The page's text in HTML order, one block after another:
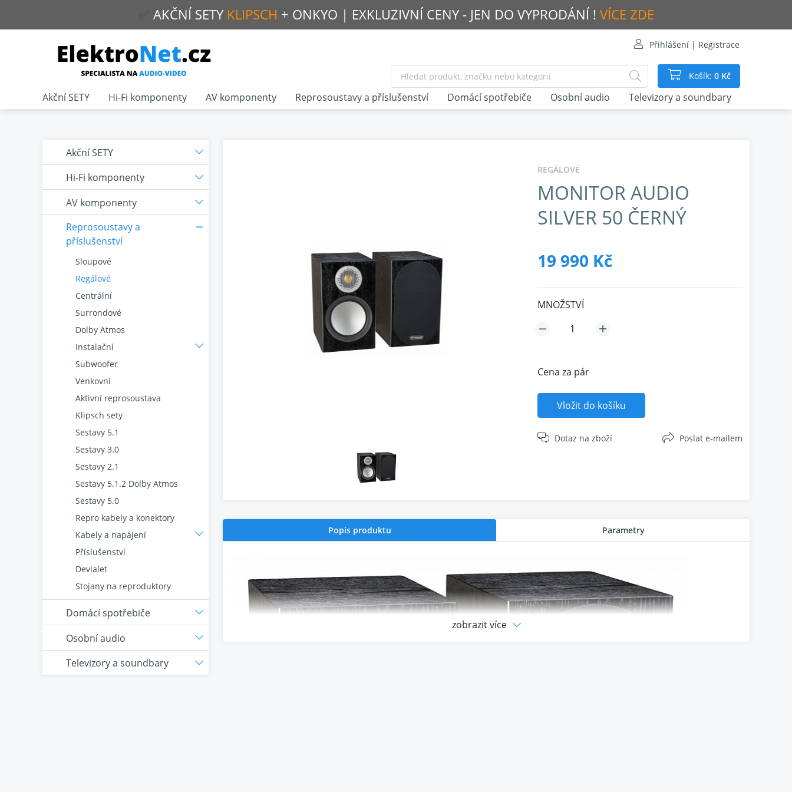
✅ AKČNÍ SETY KLIPSCH + ONKYO | EXKLUZIVNÍ CENY - JEN DO VYPRODÁNÍ ! VÍCE ZDE
Přihlášení | Registrace
Košík: 0 Kč
REGÁLOVÉ
MONITOR AUDIO
SILVER 50 ČERNÝ
19 990 Kč
MNOŽSTVÍ
Cena za pár
Vložit do košíku
Dotaz na zboží Poslat e-mailem
Popis produktu Parametry
zobrazit více
Akční SETY
Hi-Fi komponenty
AV komponenty
Reprosoustavy a
příslušenství
Sloupové
Regálové
Centrální
Surrondové
Dolby Atmos
Instalační
Subwoofer
Venkovní
Aktivní reprosoustava
Klipsch sety
Sestavy 5.1
Sestavy 3.0
Sestavy 2.1
Sestavy 5.1.2 Dolby Atmos
Sestavy 5.0
Repro kabely a konektory
Kabely a napájení
Příslušenství
Devialet
Stojany na reproduktory
Domácí spotřebiče
Osobní audio
Televizory a soundbary
Akční SETY Hi-Fi komponenty AV komponenty Reprosoustavy a příslušenství Domácí spotřebiče Osobní audio Televizory a soundbary